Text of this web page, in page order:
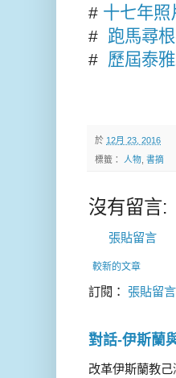
# 十七年照
# 跑馬尋
# 歷屆泰
於 12月 23, 2016
標籤： 人物 書摘
沒有留言:
張貼留言
較新的文章
訂閱： 張貼留
對話-伊斯蘭
改革伊斯蘭教